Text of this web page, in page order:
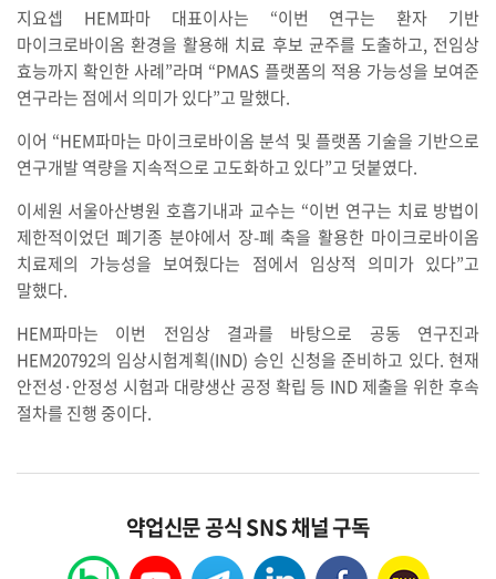
지요셉 HEM파마 대표이사는 “이번 연구는 환자 기반
마이크로바이옴 환경을 활용해 치료 후보 균주를 도출하고, 전임상
효능까지 확인한 사례”라며 “PMAS 플랫폼의 적용 가능성을 보여준
연구라는 점에서 의미가 있다”고 말했다.
이어 “HEM파마는 마이크로바이옴 분석 및 플랫폼 기술을 기반으로
연구개발 역량을 지속적으로 고도화하고 있다”고 덧붙였다.
이세원 서울아산병원 호흡기내과 교수는 “이번 연구는 치료 방법이
제한적이었던 폐기종 분야에서 장-폐 축을 활용한 마이크로바이옴
치료제의 가능성을 보여줬다는 점에서 임상적 의미가 있다”고
말했다.
HEM파마는 이번 전임상 결과를 바탕으로 공동 연구진과
HEM20792의 임상시험계획(IND) 승인 신청을 준비하고 있다. 현재
안전성·안정성 시험과 대량생산 공정 확립 등 IND 제출을 위한 후속
절차를 진행 중이다.
약업신문 공식 SNS 채널 구독